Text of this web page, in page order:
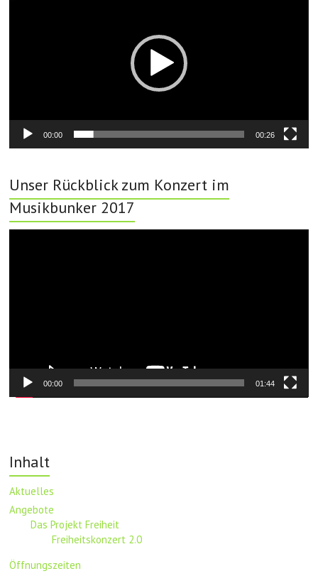
00:00 00:26
Unser Rückblick zum Konzert im
Musikbunker 2017
00:00 01:44
Inhalt
Aktuelles
Angebote
Das Projekt Freiheit
Freiheitskonzert 2.0
Öffnungszeiten